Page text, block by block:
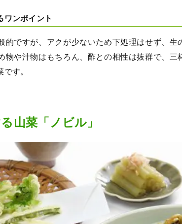
ワンポイント
的ですが、アクが少ないため下処理はせず、生
物や汁物はもちろん、酢との相性は抜群で、三
す。
山菜「ノビル」